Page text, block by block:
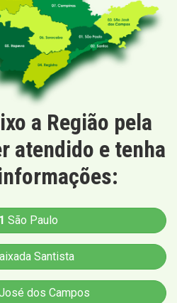
a Região pela
atendido e tenha
São Paulo
Santista
dos Campos